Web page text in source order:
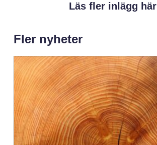
Läs fler inlägg här
Fler nyheter